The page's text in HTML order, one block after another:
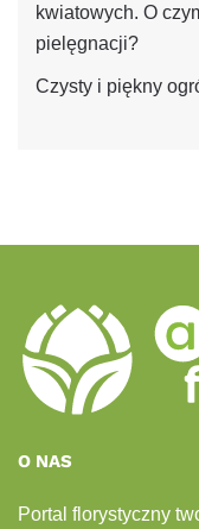
kwiatowych. O
pielęgnacji?
Czysty i piękny
O NAS
Portal florystyczny